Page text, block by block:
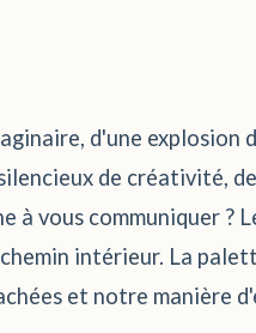
d'une explosion
de créativité,
vous communiquer ?
intérieur. La
et notre manière